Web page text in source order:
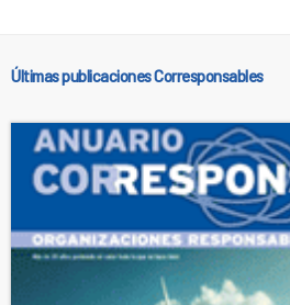
Últimas publicaciones Corresponsables